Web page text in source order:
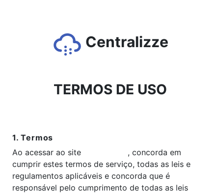
Centralizze
TERMOS DE USO
1. Termos
Ao acessar ao site
, concorda em
cumprir estes termos de serviço, todas as leis e
regulamentos aplicáveis ​​e concorda que é
responsável pelo cumprimento de todas as leis